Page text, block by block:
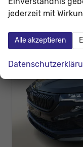
jederzeit mit
Alle akzeptieren